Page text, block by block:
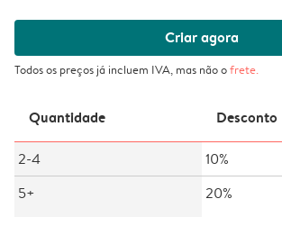
Criar agora
Todos os preços já incluem IVA, mas não ofrete.
Quantidade Desconto
2-4
10%
5+
20%